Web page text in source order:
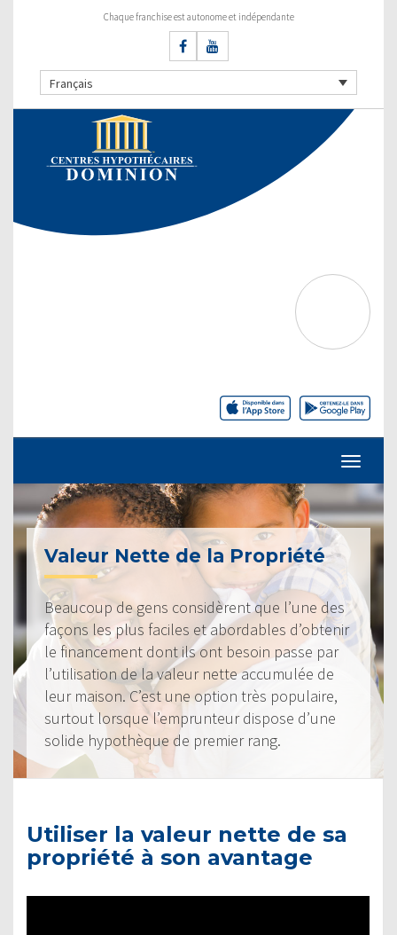
Chaque franchise est autonome et indépendante
Français
Valeur Nette de la Propriété
Beaucoup de gens considèrent que l’une des
façons les plus faciles et abordables d’obtenir
le financement dont ils ont besoin passe par
l’utilisation de la valeur nette accumulée de
leur maison. C’est une option très populaire,
surtout lorsque l’emprunteur dispose d’une
solide hypothèque de premier rang.
Utiliser la valeur nette de sa
propriété à son avantage